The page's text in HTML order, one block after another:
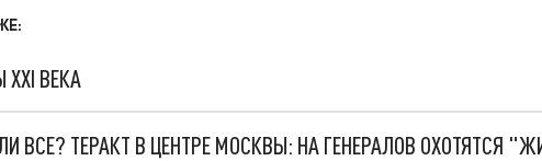
ВЕКА
ВСЕ? ТЕРАКТ В ЦЕНТРЕ МОСКВЫ: НА ГЕНЕРАЛОВ ОХОТЯТСЯ